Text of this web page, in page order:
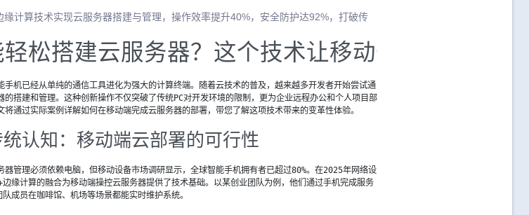
缘计算技术实现云服务器搭建与管理，操作效率提升40%，安全防护达92%，打破传
松搭建云服务器？这个技术让移动开发如鱼得水
手机已经从单纯的通信工具进化为强大的计算终端。随着云技术的普及，越来越多开发者开始尝试通
的搭建和管理。这种创新操作不仅突破了传统PC对开发环境的限制，更为企业远程办公和个人项目部
将通过实际案例详解如何在移动端完成云服务器的部署，带您了解这项技术带来的变革性体验。
认知：移动端云部署的可行性
器管理必须依赖电脑，但移动设备市场调研显示，全球智能手机拥有者已超过80%。在2025年网络设
边缘计算的融合为移动端操控云服务器提供了技术基础。以某创业团队为例，他们通过手机完成服务
成员在咖啡馆、机场等场景都能实时维护系统。